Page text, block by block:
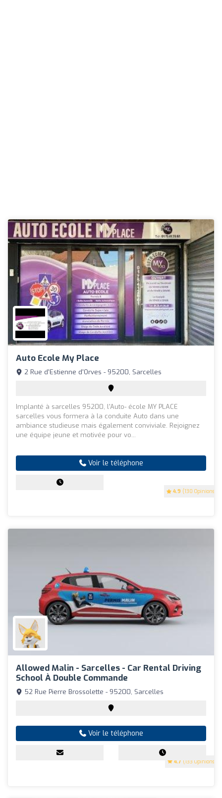
Auto Ecole My Place
4.9 (130 Opinions)
2 Rue d'Estienne d'Orves - 95200, Sarcelles
Implanté à sarcelles 95200, l'Auto- école MY PLACE
sarcelles vous formera à la conduite Auto dans une
ambiance studieuse mais également conviviale. Rejoignez
une équipe jeune et motivée pour vo...
Voir le téléphone
Allowed Malin - Sarcelles - Car Rental Driving
School À Double Commande
4.7 (133 Opinions)
52 Rue Pierre Brossolette - 95200, Sarcelles
Voir le téléphone